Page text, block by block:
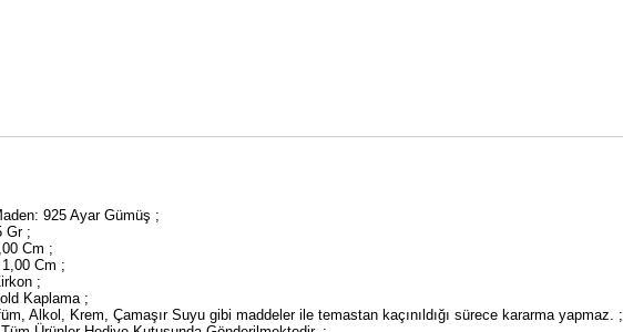
925 Ayar Gümüş ;
Gr ;
Cm ;
Cm ;
;
Kaplama ;
Alkol, Krem, Çamaşır Suyu gibi maddeler ile temastan kaçınıldığı sürece kararma yapmaz. ;